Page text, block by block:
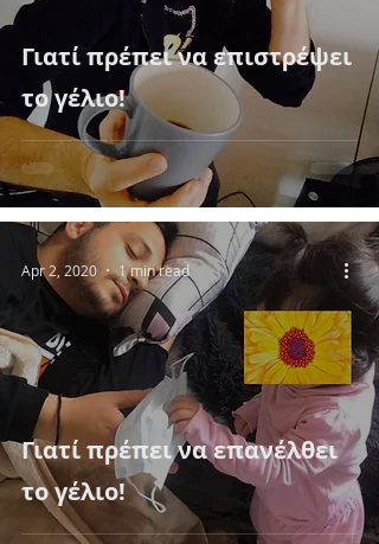
Γιατί πρέπει να επιστρέψει
το γέλιο!
Γιατί πρέπει να επανέλθει
το γέλιο!
Apr 2, 2020 1 min read